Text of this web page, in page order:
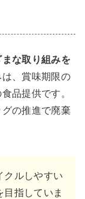
な取り組みを
、賞味期限の
品提供です。
の推進で廃棄
クルしやすい
指していま